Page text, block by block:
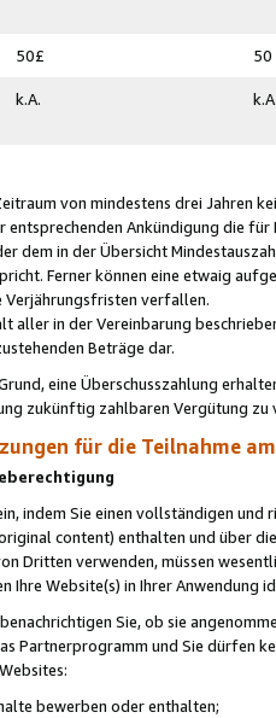
50£ 50
k.A.
von mindestens drei Jahren
entsprechenden Ankündigung die
dem in der Übersicht
Ferner können eine etwaig
verfallen.
aller in der Vereinbarung
Beträge dar.
eine Überschusszahlung
zukünftig zahlbaren Vergütung zu
für die Teilnahme
indem Sie einen vollständigen
content) enthalten und über
Dritten verwenden, müssen
Ihre Website(s) in Ihrer Anwendung
Sie, ob sie
Partnerprogramm und Sie dürfen
bewerben oder enthalten;